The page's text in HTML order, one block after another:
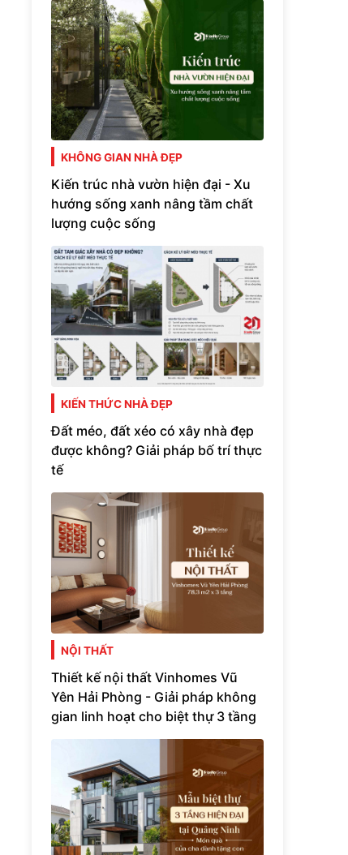
KHÔNG GIAN NHÀ ĐẸP
Kiến trúc nhà vườn hiện đại - Xu
hướng sống xanh nâng tầm chất
lượng cuộc sống
KIẾN THỨC NHÀ ĐẸP
Đất méo, đất xéo có xây nhà đẹp
được không? Giải pháp bố trí thực
tế
NỘI THẤT
Thiết kế nội thất Vinhomes Vũ
Yên Hải Phòng - Giải pháp không
gian linh hoạt cho biệt thự 3 tầng